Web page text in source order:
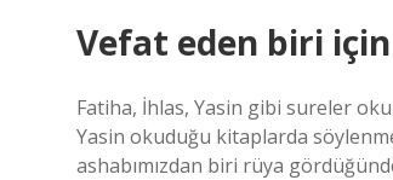
Vefat eden biri
Fatiha, İhlas, Yasin gibi sureler
Yasin okuduğu kitaplarda
ashabımızdan biri rüya